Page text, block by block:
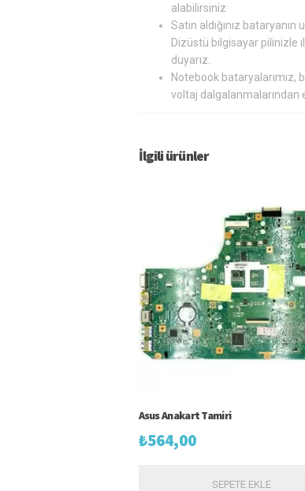
alabilirsiniz
Satın aldığınız
Dizüstü bilgisayar pilinizle
duyarız.
Notebook bataryalarımız,
voltaj dalgalanmalarından
İlgili ürünler
Asus Anakart Tamiri
₺564,00
SEPETE EKLE